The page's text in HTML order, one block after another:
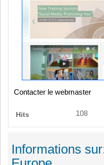
Contacter le webmaster
Hits 108
Informations